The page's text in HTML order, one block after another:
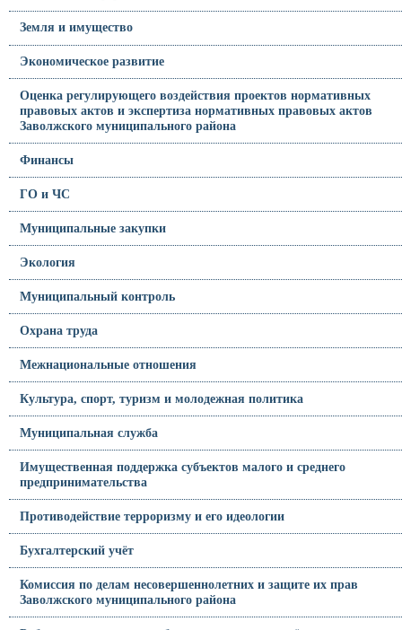
Земля и имущество
Экономическое развитие
Оценка регулирующего воздействия проектов нормативных
правовых актов и экспертиза нормативных правовых актов
Заволжского муниципального района
Финансы
ГО и ЧС
Муниципальные закупки
Экология
Муниципальный контроль
Охрана труда
Межнациональные отношения
Культура, спорт, туризм и молодежная политика
Муниципальная служба
Имущественная поддержка субъектов малого и среднего
предпринимательства
Противодействие терроризму и его идеологии
Бухгалтерский учёт
Комиссия по делам несовершеннолетних и защите их прав
Заволжского муниципального района